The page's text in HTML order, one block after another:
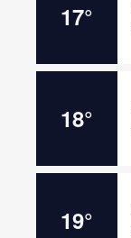
17°
18°
19°